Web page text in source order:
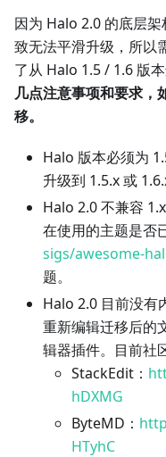
因为 Halo 2.0 的底层
致无法平滑升级，所以
了从 Halo 1.5 / 1.6 版
几点注意事项和要求，
移。
Halo 版本必须为
升级到 1.5.x 或
Halo 2.0 不兼容
在使用的主题是否
sigs/awesome-
题。
Halo 2.0 目前没
重新编辑迁移后的
辑器插件。目前社
StackEdit：
hDXMG
ByteMD：
HTyhC